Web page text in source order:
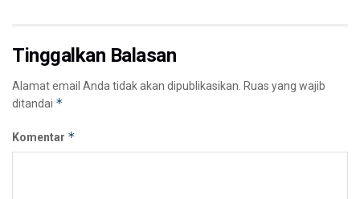
Tinggalkan Balasan
Alamat email Anda tidak akan dipublikasikan. Ruas yang wajib
ditandai *
Komentar *